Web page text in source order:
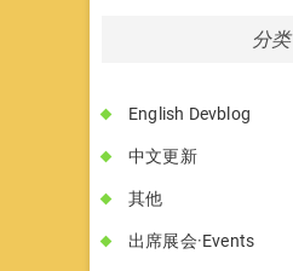
分类
English Devblog
中文更新
其他
出席展会·Events